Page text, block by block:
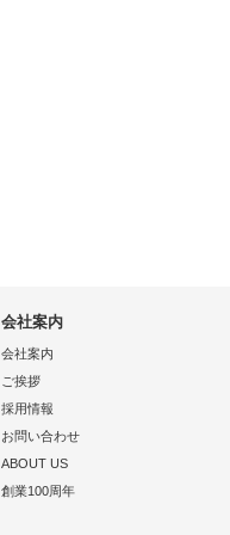
会社案内
会社案内
ご挨拶
採用情報
お問い合わせ
ABOUT US
創業100周年